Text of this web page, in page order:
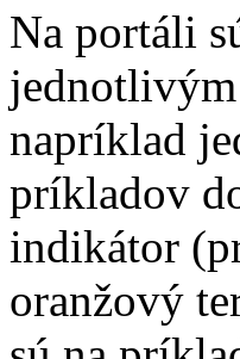
Na portáli
napríklad
príkladov
indikátor
oranžový